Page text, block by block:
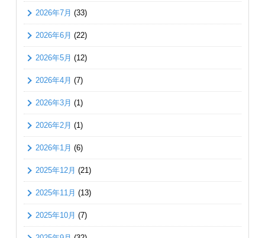
2026年7月 (33)
2026年6月 (22)
2026年5月 (12)
2026年4月 (7)
2026年3月 (1)
2026年2月 (1)
2026年1月 (6)
2025年12月 (21)
2025年11月 (13)
2025年10月 (7)